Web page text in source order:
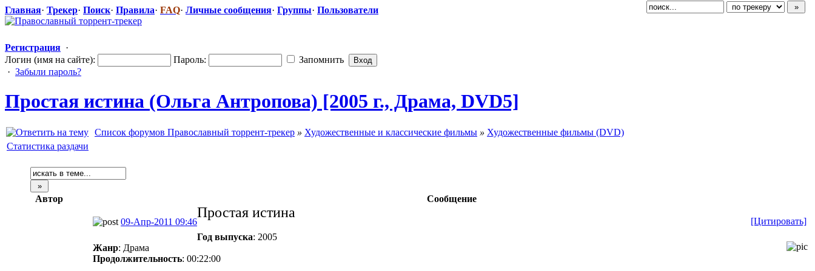
Главная· Трекер· Поиск· Правила· FAQ· Личные сообщения· Группы· Пользователи
Регистрация ·
Логин (имя на сайте):
Пароль:
Запомнить
· Забыли пароль?
Простая истина (Ольга Антропова) [2005 г., Драма, DVD5]
Список форумов Православный торрент-трекер » Художественные и классические фильмы » Художественные фильмы (DVD)
Статистика раздачи
Автор Сообщение
09-Апр-2011 09:46 [Цитировать]
Простая истина
Год выпуска: 2005
Жанр: Драма
Продолжительность: 00:22:00